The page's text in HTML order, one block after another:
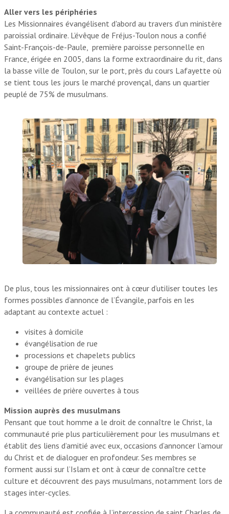
Aller vers les périphéries
Les Missionnaires évangélisent d'abord au travers d’un ministère
paroissial ordinaire. L’évêque de Fréjus-Toulon nous a confié
Saint-François-de-Paule, première paroisse personnelle en
France, érigée en 2005, dans la forme extraordinaire du rit, dans
la basse ville de Toulon, sur le port, près du cours Lafayette où
se tient tous les jours le marché provençal, dans un quartier
peuplé de 75% de musulmans.
De plus, tous les missionnaires ont à cœur d’utiliser toutes les
formes possibles d’annonce de l’Évangile, parfois en les
adaptant au contexte actuel :
visites à domicile
évangélisation de rue
processions et chapelets publics
groupe de prière de jeunes
évangélisation sur les plages
veillées de prière ouvertes à tous
Mission auprès des musulmans
Pensant que tout homme a le droit de connaître le Christ, la
communauté prie plus particulièrement pour les musulmans et
établit des liens d’amitié avec eux, occasions d’annoncer l’amour
du Christ et de dialoguer en profondeur. Ses membres se
forment aussi sur l’Islam et ont à cœur de connaître cette
culture et découvrent des pays musulmans, notamment lors de
stages inter-cycles.